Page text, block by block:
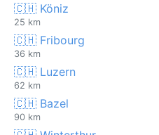
🇨🇭 Köniz
25 km
🇨🇭 Fribourg
36 km
🇨🇭 Luzern
62 km
🇨🇭 Bazel
90 km